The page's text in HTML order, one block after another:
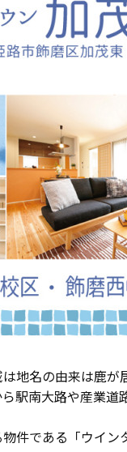
地名の由来は鹿
駅南大路や産業道
件である「ウイ